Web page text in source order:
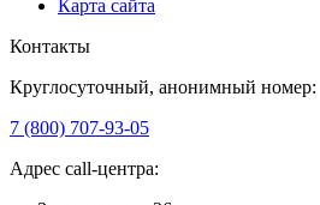
Карта сайта
Контакты
Круглосуточный, анонимный номер:
7 (800) 707-93-05
Адрес call-центра: